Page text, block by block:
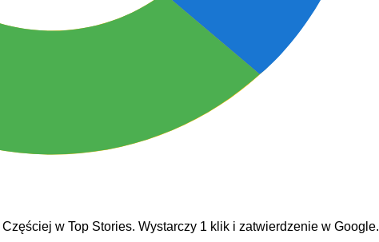
Częściej w Top Stories. Wystarczy 1 klik i zatwierdzenie w Google.